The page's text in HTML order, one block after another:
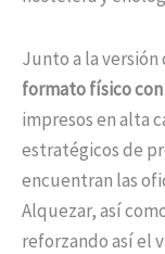
Junto a la
formato físico
impresos en alta
estratégicos de
encuentran las
Alquezar, así
reforzando así el